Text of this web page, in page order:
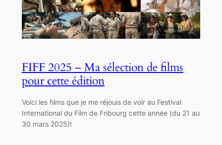
FIFF 2025 – Ma sélection de films
pour cette édition
Voici les films que je me réjouis de voir au Festival
International du Film de Fribourg cette année (du 21 au
30 mars 2025)!